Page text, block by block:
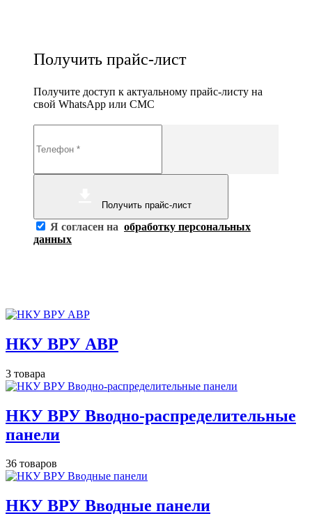
Получить прайс-лист
Получите доступ к актуальному прайс-листу на
свой WhatsApp или СМС
Получить прайс-лист
Я согласен на обработку персональных
данных
НКУ ВРУ АВР
3 товара
НКУ ВРУ Вводно-распределительные
панели
36 товаров
НКУ ВРУ Вводные панели